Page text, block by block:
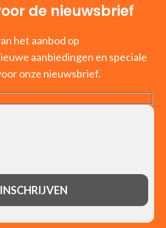
de nieuwsbrief
het aanbod op
aanbiedingen en speciale
onze nieuwsbrief.